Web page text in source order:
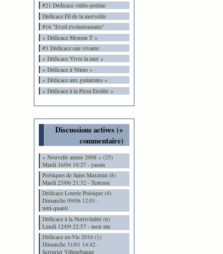
#21 Dédicace vidéo-poème
Dédicace Fil de la merveille
#16 "Eveil évolutionnaire"
« Dédicace Moussu T »
#3 Dédicace eau vivante
« Dédicace Vivre la mer »
« Dédicace à Vénus »
« Dédicace aux guitaristes »
« Dédicace à la Pizza Etoilée »
Discussions actives (+
commentaire)
« Nouvelle année 2008 » (25)
Mardi 16/04 10:27 - yassin
Poésiques de Saint-Maximin (8)
Mardi 25/06 21:32 - Testeuse
Dédicace Loterie Poésique (4)
Dimanche 09/06 12:01 -
tutti-quanti
Dédicace à la Nutrivitalité (6)
Lundi 12/09 22:57 - mon site
Dédicace en-Vie 2016 (1)
Dimanche 31/01 14:42 -
Serrurier Villeurbanne